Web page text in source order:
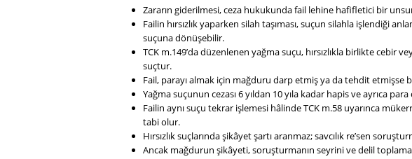
Zararın giderilmesi, ceza hukukunda fail lehine hafifletici bir
Failin hırsızlık yaparken silah taşıması, suçun silahla işlendiği
suçuna dönüşebilir.
TCK m.149’da düzenlenen yağma suçu, hırsızlıkla birlikte cebir
suçtur.
Fail, parayı almak için mağduru darp etmiş ya da tehdit etmişse
Yağma suçunun cezası 6 yıldan 10 yıla kadar hapis ve ayrıca para
Failin aynı suçu tekrar işlemesi hâlinde TCK m.58 uyarınca
tabi olur.
Hırsızlık suçlarında şikâyet şartı aranmaz; savcılık re’sen
Ancak mağdurun şikâyeti, soruşturmanın seyrini ve delil